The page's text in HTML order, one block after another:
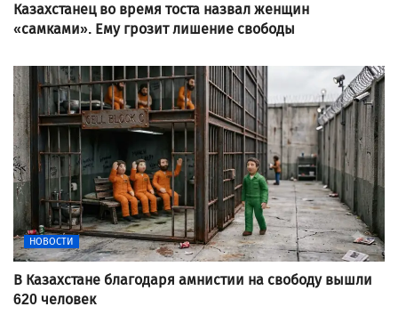
Казахстанец во время тоста назвал женщин
«самками». Ему грозит лишение свободы
НОВОСТИ
В Казахстане благодаря амнистии на свободу вышли
620 человек